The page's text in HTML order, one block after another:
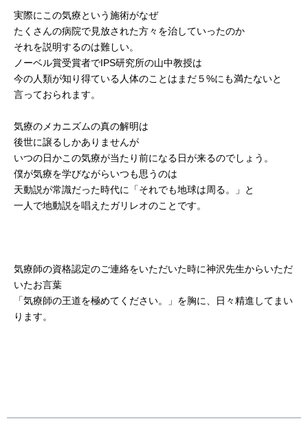
実際にこの気療という施術がなぜ
たくさんの病院で見放された方々を治していったのか
それを説明するのは難しい。
ノーベル賞受賞者でIPS研究所の山中教授は
今の人類が知り得ている人体のことはまだ５%にも満たないと
言っておられます。
気療のメカニズムの真の解明は
後世に譲るしかありませんが
いつの日かこの気療が当たり前になる日が来るのでしょう。
僕が気療を学びながらいつも思うのは
天動説が常識だった時代に「それでも地球は周る。」と
一人で地動説を唱えたガリレオのことです。
気療師の資格認定のご連絡をいただいた時に神沢先生からいただ
いたお言葉
「気療師の王道を極めてください。」を胸に、日々精進してまい
ります。